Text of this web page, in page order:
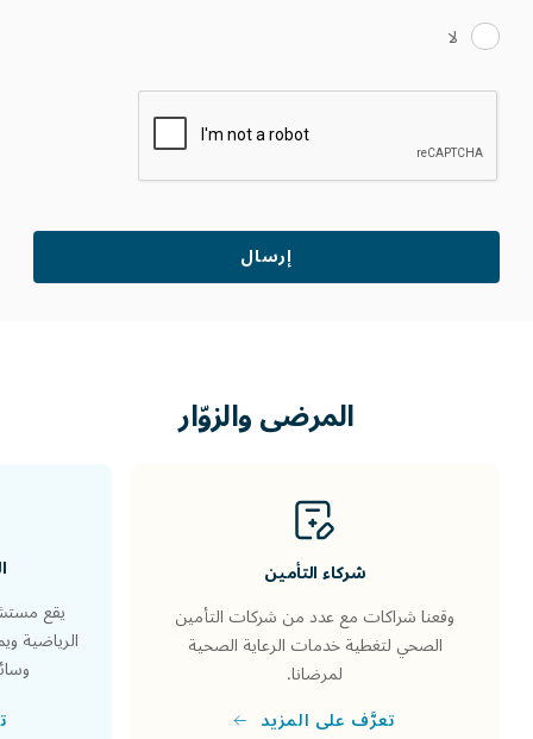
لا
المرضى والزوّار
شركاء التأمين
وقعنا شراكات مع عدد من شركات التأمين
الصحي لتغطية خدمات الرعاية الصحية
لمرضانا.
تعرَّف على المزيد
يقع
الرياضية